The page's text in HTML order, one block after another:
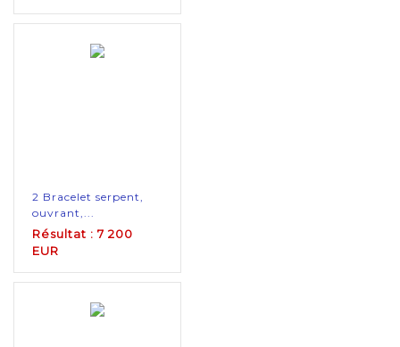
2 Bracelet serpent,
ouvrant,...
Résultat : 7 200
EUR